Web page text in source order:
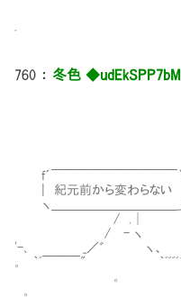
760 ： 冬色 ◆udEkSPP7bM
,..' |
l!|'´千
f´￣￣￣￣￣￣￣
| 紀元前から
ヽ＿＿＿＿＿＿
/ .│ │ .!
/ - ヽ
'-､ _／゛ ヽ、 .
。 ｀ﾞ￣￣
。